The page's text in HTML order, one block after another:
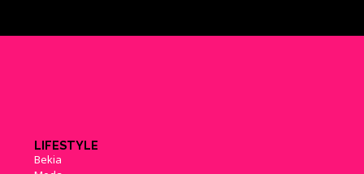
LIFESTYLE
Bekia